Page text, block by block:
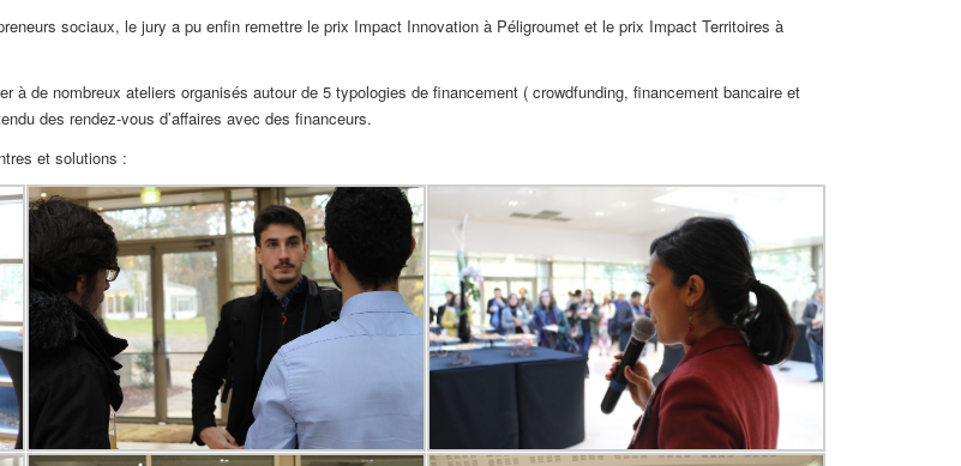
sociaux, le jury a pu enfin remettre le prix Impact Innovation à Péligroumet et le prix Impact Territoires à
à de nombreux ateliers organisés autour de 5 typologies de financement ( crowdfunding, financement bancaire et
des rendez-vous d’affaires avec des financeurs.
et solutions :